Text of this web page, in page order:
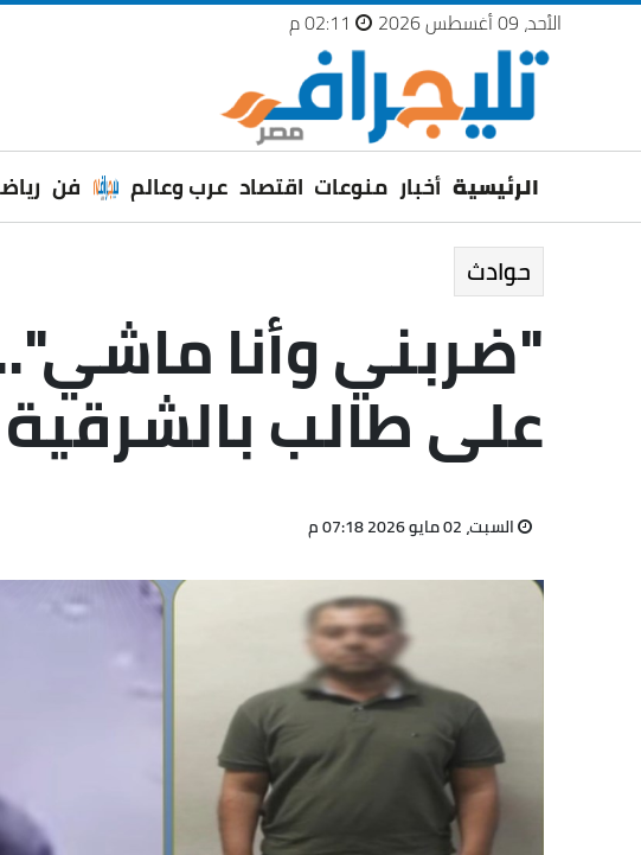
الأحد، 09 أغسطس 2026
الرئيسية أخبار منوعات اقتصاد عرب وعالم فن
حوادث
"ضربني وأنا
على طالب بالشرقية
السبت، 02 مايو 2026 07:18 م